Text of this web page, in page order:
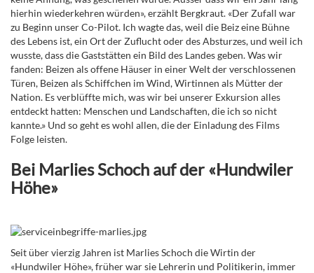
hierhin wiederkehren würden», erzählt Bergkraut. «Der Zufall war
zu Beginn unser Co-Pilot. Ich wagte das, weil die Beiz eine Bühne
des Lebens ist, ein Ort der Zuflucht oder des Absturzes, und weil ich
wusste, dass die Gaststätten ein Bild des Landes geben. Was wir
fanden: Beizen als offene Häuser in einer Welt der verschlossenen
Türen, Beizen als Schiffchen im Wind, Wirtinnen als Mütter der
Nation. Es verblüffte mich, was wir bei unserer Exkursion alles
entdeckt hatten: Menschen und Landschaften, die ich so nicht
kannte.» Und so geht es wohl allen, die der Einladung des Films
Folge leisten.
Bei Marlies Schoch auf der «Hundwiler
Höhe»
Seit über vierzig Jahren ist Marlies Schoch die Wirtin der
«Hundwiler Höhe», früher war sie Lehrerin und Politikerin, immer